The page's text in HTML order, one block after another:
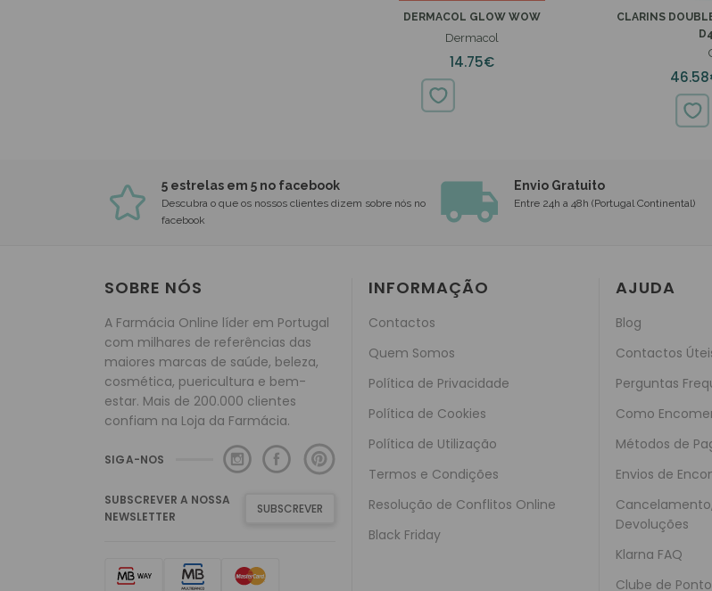
Poucas Unidades
DERMACOL GLOW WOW
Dermacol
CLARINS
5 estrelas em 5 no facebook
SOBRE NÓS
A Farmácia Online líder em Portugal
com milhares de referências das
maiores marcas de saúde, beleza,
cosmética, puericultura e bem-
estar. Mais de 200.000 clientes
confiam na Loja da Farmácia.
SIGA-NOS
INFORMAÇÃO
Contactos
Quem Somos
Política de Privacidade
Política de Cookies
Política de Utilização
Termos e Condições
Resolução de Conflitos Online
AJUDA
Blog
Contactos
Perguntas
Como
Métodos de
Envios de
Devoluções